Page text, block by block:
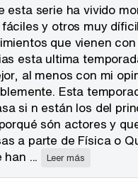
esta serie ha vivido
y otros muy
que vienen con
esta ultima
al menos con mi
Esta
si n están los del
són actores y
a parte de Física o
...
Leer más